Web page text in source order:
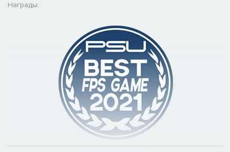
Награды: